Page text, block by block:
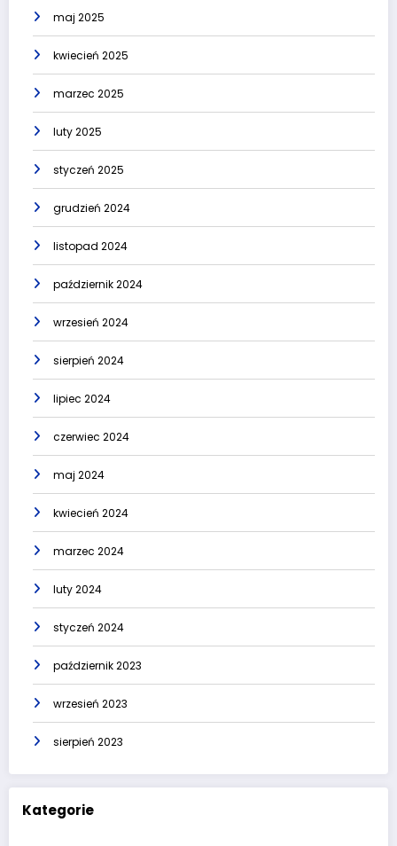
maj 2025
kwiecień 2025
marzec 2025
luty 2025
styczeń 2025
grudzień 2024
listopad 2024
październik 2024
wrzesień 2024
sierpień 2024
lipiec 2024
czerwiec 2024
maj 2024
kwiecień 2024
marzec 2024
luty 2024
styczeń 2024
październik 2023
wrzesień 2023
sierpień 2023
Kategorie